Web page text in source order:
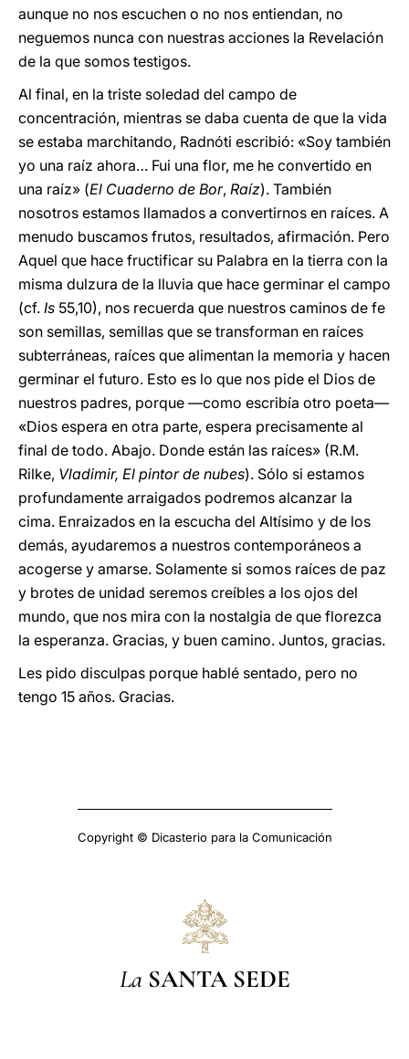
aunque no nos escuchen o no nos entiendan, no
neguemos nunca con nuestras acciones la Revelación
de la que somos testigos.
Al final, en la triste soledad del campo de
concentración, mientras se daba cuenta de que la vida
se estaba marchitando, Radnóti escribió: «Soy también
yo una raíz ahora… Fui una flor, me he convertido en
una raíz» (El Cuaderno de Bor, Raíz). También
nosotros estamos llamados a convertirnos en raíces. A
menudo buscamos frutos, resultados, afirmación. Pero
Aquel que hace fructificar su Palabra en la tierra con la
misma dulzura de la lluvia que hace germinar el campo
(cf. Is 55,10), nos recuerda que nuestros caminos de fe
son semillas, semillas que se transforman en raíces
subterráneas, raíces que alimentan la memoria y hacen
germinar el futuro. Esto es lo que nos pide el Dios de
nuestros padres, porque —como escribía otro poeta—
«Dios espera en otra parte, espera precisamente al
final de todo. Abajo. Donde están las raíces» (R.M.
Rilke, Vladimir, El pintor de nubes). Sólo si estamos
profundamente arraigados podremos alcanzar la
cima. Enraizados en la escucha del Altísimo y de los
demás, ayudaremos a nuestros contemporáneos a
acogerse y amarse. Solamente si somos raíces de paz
y brotes de unidad seremos creíbles a los ojos del
mundo, que nos mira con la nostalgia de que florezca
la esperanza. Gracias, y buen camino. Juntos, gracias.
Les pido disculpas porque hablé sentado, pero no
tengo 15 años. Gracias.
Copyright © Dicasterio para la Comunicación
La SANTA SEDE